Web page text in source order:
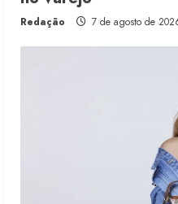
Redação 7 de agosto de